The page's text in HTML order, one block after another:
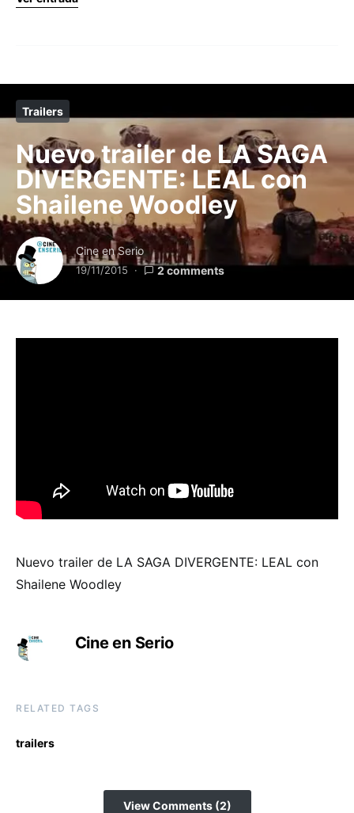
Trailers
Nuevo trailer de LA SAGA
DIVERGENTE: LEAL con
Shailene Woodley
Cine en Serio
19/11/2015 2 comments
Nuevo trailer de LA SAGA DIVERGENTE: LEAL con
Shailene Woodley
Cine en Serio
RELATED TAGS
trailers
View Comments (2)